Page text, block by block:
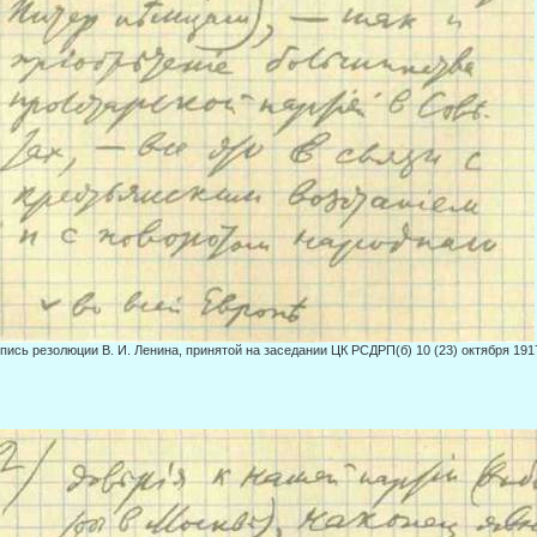
резолюции В. И. Ленина, принятой на заседании ЦК РСДРП(б) 10 (23) октября